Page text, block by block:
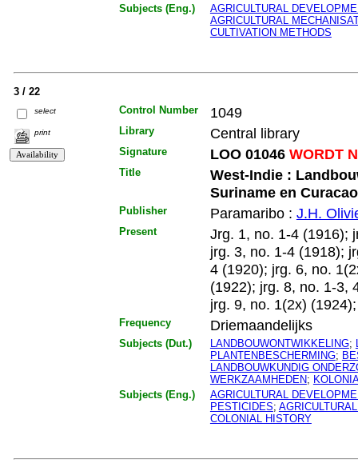
Subjects (Eng.)
AGRICULTURAL
AGRICULTURAL
CULTIVATION METHODS
3 / 22
select
print
Control Number 1049
Library Central library
Signature LOO 01046WORDT
Title
West-Indie :
Suriname en Curacao
Publisher Paramaribo : J.H.
Present
Jrg. 1, no. 1-4 (1916);
jrg. 3, no. 1-4 (1918);
4 (1920); jrg. 6, no.
(1922); jrg. 8, no. 1-3,
jrg. 9, no. 1(2x)
Frequency Driemaandelijks
Subjects (Dut.) LANDBOUWONTWIKKELING;
PLANTENBESCHERMING;
LANDBOUWKUNDIG
WERKZAAMHEDEN;
Subjects (Eng.)
AGRICULTURAL
PESTICIDES;
COLONIAL HISTORY